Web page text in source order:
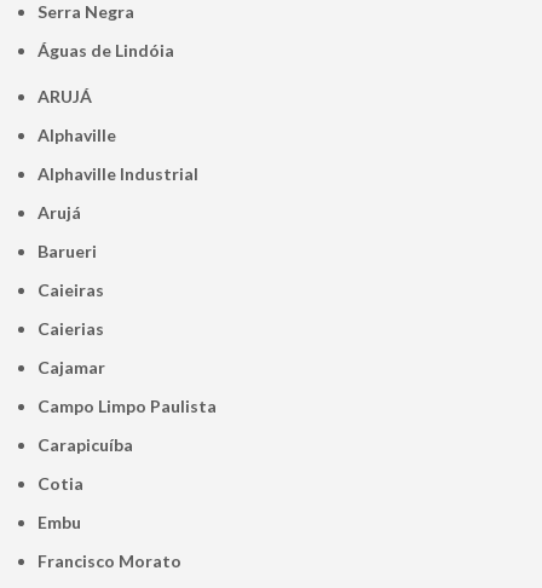
Serra Negra
Águas de Lindóia
ARUJÁ
Alphaville
Alphaville Industrial
Arujá
Barueri
Caieiras
Caierias
Cajamar
Campo Limpo Paulista
Carapicuíba
Cotia
Embu
Francisco Morato